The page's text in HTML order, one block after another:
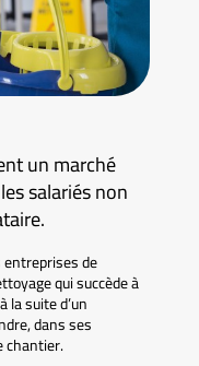
un marché
salariés non
de
qui succède à
la suite d’un
dans ses
chantier.